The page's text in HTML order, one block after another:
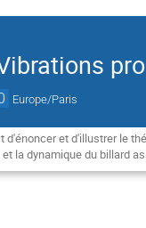
Europe/Paris
d'énoncer et d'illustrer le
la dynamique du billard